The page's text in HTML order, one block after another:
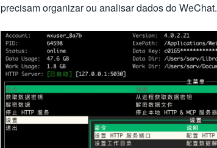
precisam organizar ou analisar dados do WeChat.